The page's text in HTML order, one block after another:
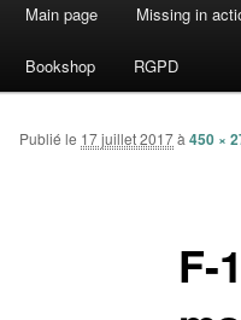
Aller
au
contenu
Main page Missing in
Bookshop RGPD
F-
Publié le 17 juillet 2017à450 ×